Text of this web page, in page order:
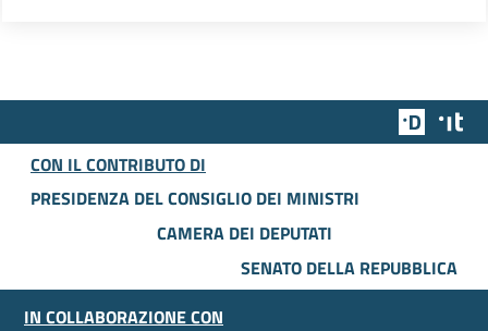
Team
CON IL CONTRIBUTO DI
PRESIDENZA DEL CONSIGLIO DEI MINISTRI
CAMERA DEI DEPUTATI
SENATO DELLA REPUBBLICA
IN COLLABORAZIONE CON